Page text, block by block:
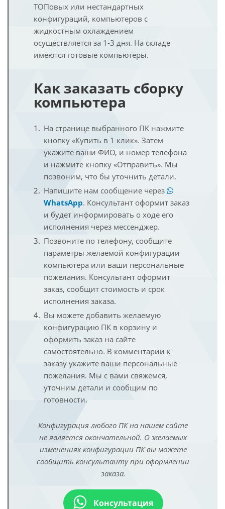
ТОПовых или нестандартных
конфигураций, компьютеров с
жидкостным охлаждением
осуществляется за 1-3 дня. На складе
имеются готовые компьютеры.
Как заказать сборку
компьютера
На странице выбранного ПК нажмите
кнопку «Купить в 1 клик». Затем
укажите ваши ФИО, и номер телефона
и нажмите кнопку «Отправить». Мы
позвоним, что бы уточнить детали.
Напишите нам сообщение через
WhatsApp. Консультант оформит заказ
и будет информировать о ходе его
исполнения через мессенджер.
Позвоните по телефону, сообщите
параметры желаемой конфигурации
компьютера или ваши персональные
пожелания. Консультант оформит
заказ, сообщит стоимость и срок
исполнения заказа.
Вы можете добавить желаемую
конфигурацию ПК в корзину и
оформить заказ на сайте
самостоятельно. В комментарии к
заказу укажите ваши персональные
пожелания. Мы с вами свяжемся,
уточним детали и сообщим по
готовности.
Конфигурация любого ПК на нашем сайте
не является окончательной. О желаемых
изменениях конфигурации ПК вы можете
сообщить консультанту при оформлении
заказа.
Консультация